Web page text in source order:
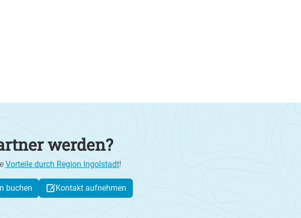
werden?
Vorteile durch Region Ingolstadt!
buchen Kontakt aufnehmen